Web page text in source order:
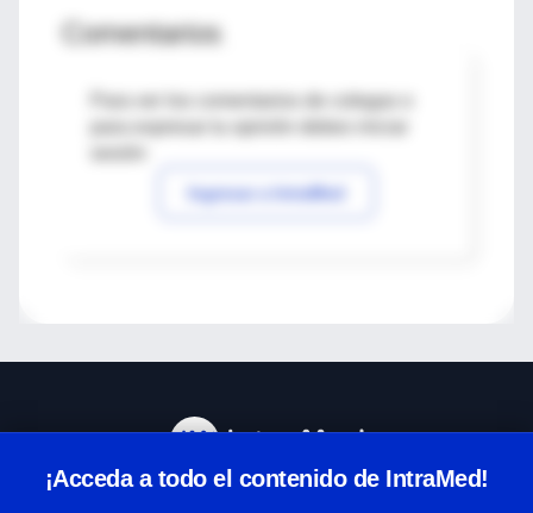
Comentarios
Para ver los comentarios de colegas o
Ingresar a IntraMed
¡Acceda a todo el contenido de IntraMed!